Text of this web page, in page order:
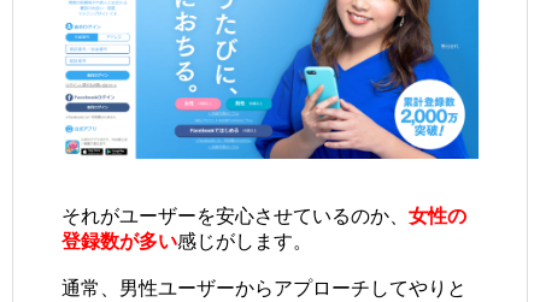
それがユーザーを安心させているのか、 女性の
登録数が多い感じがします。
通常、男性ユーザーからアプローチしてやりと